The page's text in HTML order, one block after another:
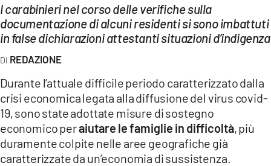
LAC NETWORK
LAC ONAIR
Network
LACPLAY.IT
LACTV.IT
LACONAIR.IT
I carabinieri nel corso delle verifiche sulla
documentazione di alcuni residenti si sono imbattuti
in false dichiarazioni attestanti situazioni d’indigenza
REDAZIONE
Durante l’attuale difficile periodo caratterizzato dalla
crisi economica legata alla diffusione del virus covid-
19, sono state adottate misure di sostegno
economico peraiutare le famiglie in difficoltà, più
duramente colpite nelle aree geografiche già
caratterizzate da un’economia di sussistenza.